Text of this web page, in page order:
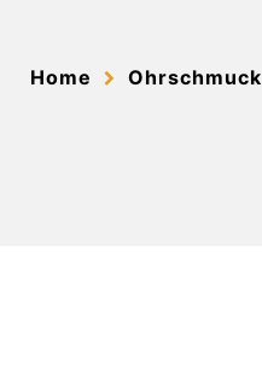
Home Ohrschmuck